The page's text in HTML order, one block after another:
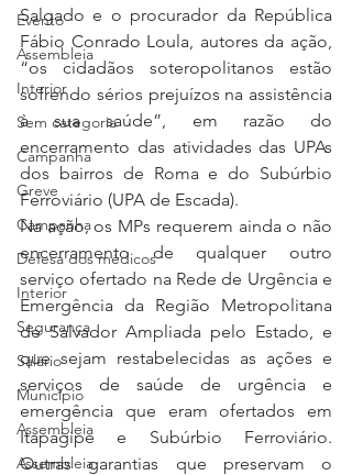
Evento
Assembleia
Interior
Sem categoria
Campanha
Greve
Campanha
Defesa dos médicos
Interior
Segurança
Salário
Município
Assembleia
Assembleia
Salgado e o procurador da República
Fábio Conrado Loula, autores da ação,
“os cidadãos soteropolitanos estão
sofrendo sérios prejuízos na assistência
à sua saúde”, em razão do
encerramento das atividades das UPAs
dos bairros de Roma e do Subúrbio
Ferroviário (UPA de Escada).
Na ação, os MPs requerem ainda o não
encerramento de qualquer outro
serviço ofertado na Rede de Urgência e
Emergência da Região Metropolitana
de Salvador Ampliada pelo Estado, e
que sejam restabelecidas as ações e
serviços de saúde de urgência e
emergência que eram ofertados em
Itapagipe e Subúrbio Ferroviário.
Outras garantias que preservam o